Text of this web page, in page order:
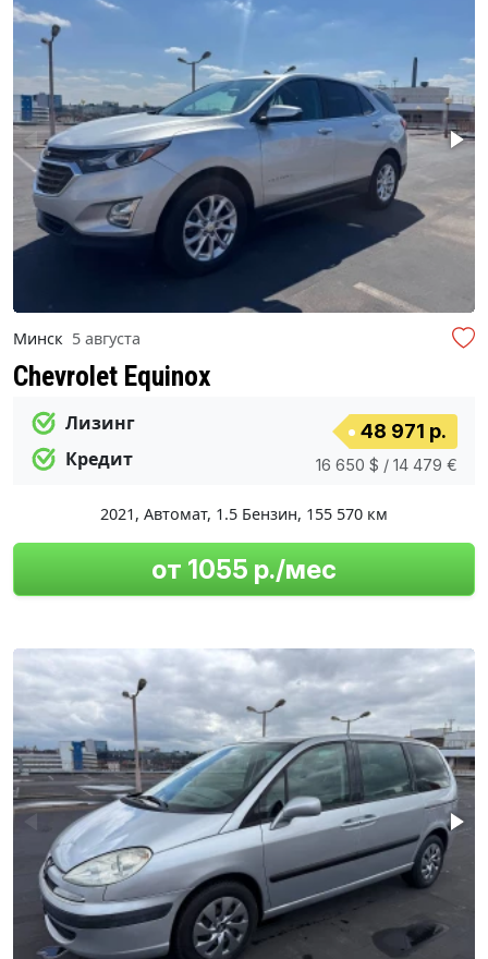
Минск 5 августа
Chevrolet Equinox
Лизинг
Кредит
48 971 р.
16 650 $ / 14 479 €
2021, Автомат, 1.5 Бензин, 155 570 км
от 1055 р./мес